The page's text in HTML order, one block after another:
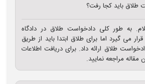
طلاق باید کجا رفت؟
به طور کلی دادخواست طلاق در دادگاه
می گیرد اما برای طلاق ابتدا باید از طریق
طلاق ارائه داد. برای دریافت اطلاعات
مراجعه نمایید.